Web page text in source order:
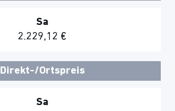
Sa
2.229,12 €
Direkt-/Ortspreis
Sa